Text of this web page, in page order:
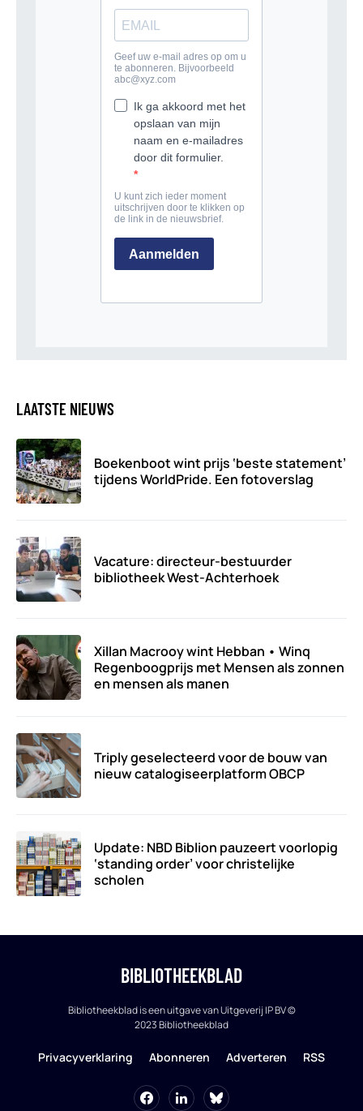
LAATSTE NIEUWS
Boekenboot wint prijs ‘beste statement’
tijdens WorldPride. Een fotoverslag
Vacature: directeur-bestuurder
bibliotheek West-Achterhoek
Xillan Macrooy wint Hebban • Winq
Regenboogprijs met Mensen als zonnen
en mensen als manen
Triply geselecteerd voor de bouw van
nieuw catalogiseerplatform OBCP
Update: NBD Biblion pauzeert voorlopig
‘standing order’ voor christelijke
scholen
BIBLIOTHEEKBLAD
Bibliotheekblad is een uitgave van Uitgeverij IP BV ©
2023 Bibliotheekblad
Privacyverklaring Abonneren Adverteren RSS